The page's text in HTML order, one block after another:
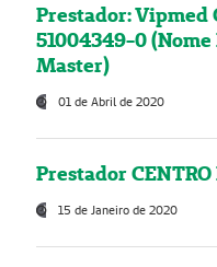
Prestador: Vipmed
51004349-0
Master)
01 de Abril de 2020
Prestador CENTRO
15 de Janeiro de 2020